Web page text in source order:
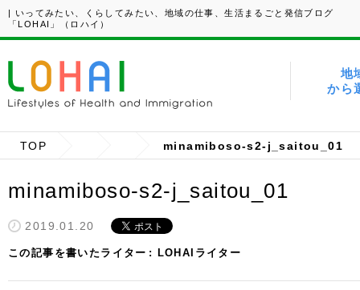
| いってみたい、くらしてみたい、地域の仕事、生活まるごと発信ブログ
「LOHAI」（ロハイ）
地
から
TOP minamiboso-s2-j_saitou_01
minamiboso-s2-j_saitou_01
2019.01.20
この記事を書いたライター LOHAIライター